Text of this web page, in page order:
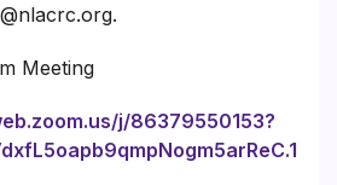
Meeting
j/86379550153?